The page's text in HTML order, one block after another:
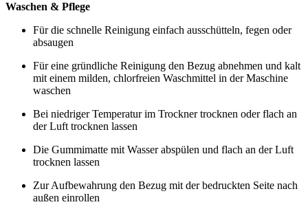
Waschen & Pflege
Für die schnelle Reinigung einfach ausschütteln, fegen oder
absaugen
Für eine gründliche Reinigung den Bezug abnehmen und kalt
mit einem milden, chlorfreien Waschmittel in der Maschine
waschen
Bei niedriger Temperatur im Trockner trocknen oder flach an
der Luft trocknen lassen
Die Gummimatte mit Wasser abspülen und flach an der Luft
trocknen lassen
Zur Aufbewahrung den Bezug mit der bedruckten Seite nach
außen einrollen